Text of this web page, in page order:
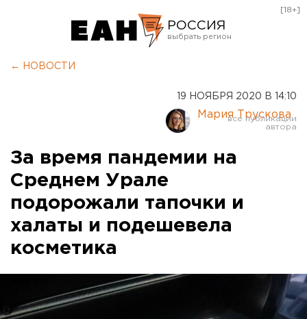
РОССИЯ
Курган
Оренбург
[18+]
← НОВОСТИ
19 НОЯБРЯ 2020 В 14:10
Мария Трускова
За время пандемии на
Среднем Урале
подорожали тапочки и
халаты и подешевела
косметика